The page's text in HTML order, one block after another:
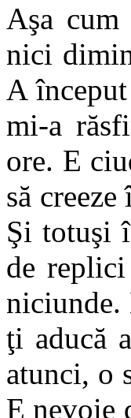
Aşa
nici
A
mi-a
ore. E
să
Şi totuşi
de
niciunde.
ţi aducă
atunci, o
E nevoie